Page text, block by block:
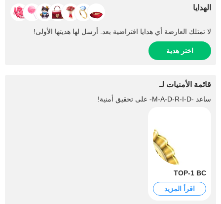
الهدايا
لا تمتلك العارضة أي هدايا افتراضية بعد. أرسل لها هديتها الأولى!
اختر هدية
قائمة الأمنيات لـ
ساعد -M-A-D-R-I-D- على تحقيق أمنية!
TOP-1 BC
اقرأ المزيد